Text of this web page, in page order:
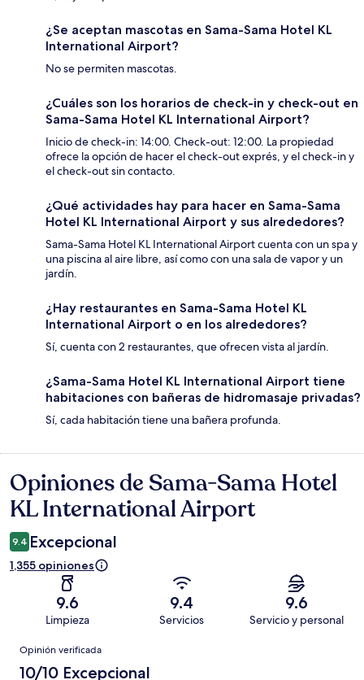
¿Se aceptan mascotas en Sama-Sama Hotel KL
International Airport?
No se permiten mascotas.
¿Cuáles son los horarios de check-in y check-out en
Sama-Sama Hotel KL International Airport?
Inicio de check-in: 14:00. Check-out: 12:00. La propiedad
ofrece la opción de hacer el check-out exprés, y el check-in y
el check-out sin contacto.
¿Qué actividades hay para hacer en Sama-Sama
Hotel KL International Airport y sus alrededores?
Sama-Sama Hotel KL International Airport cuenta con un spa y
una piscina al aire libre, así como con una sala de vapor y un
jardín.
¿Hay restaurantes en Sama-Sama Hotel KL
International Airport o en los alrededores?
Sí, cuenta con 2 restaurantes, que ofrecen vista al jardín.
¿Sama-Sama Hotel KL International Airport tiene
habitaciones con bañeras de hidromasaje privadas?
Sí, cada habitación tiene una bañera profunda.
Opiniones
Opiniones de Sama-Sama Hotel
KL International Airport
9.4 Excepcional
1,355 opiniones
9.6
Limpieza
9.4
Servicios
9.6
Servicio y personal
Opiniones
Opinión verificada
10/10 Excepcional